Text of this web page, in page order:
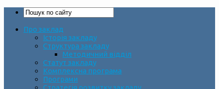
Про заклад
Історія закладу
Структура закладу
Методичний відділ
Статут закладу
Комплексна програма
Програми
Стратегія розвитку закладу